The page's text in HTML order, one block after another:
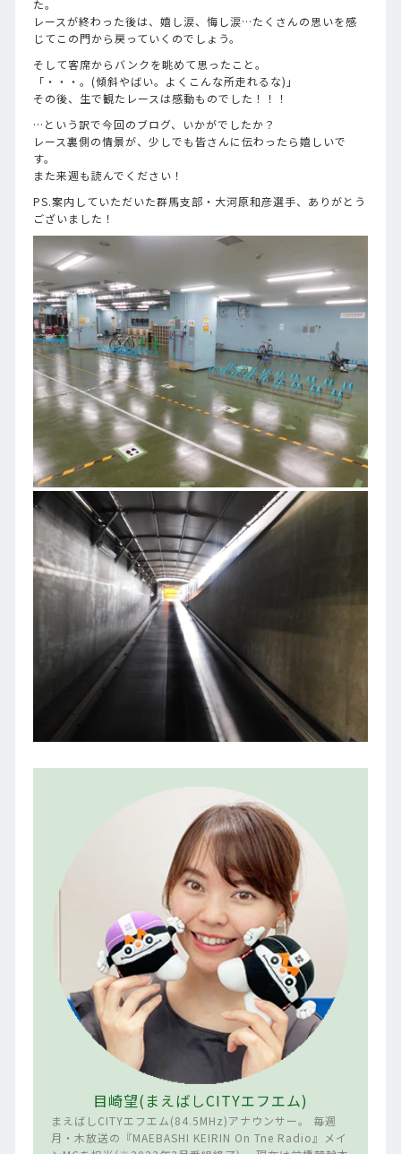
た。
レースが終わった後は、嬉し涙、悔し涙…たくさんの思いを感
じてこの門から戻っていくのでしょう。
そして客席からバンクを眺めて思ったこと。
「・・・。(傾斜やばい。よくこんな所走れるな)」
その後、生で観たレースは感動ものでした！！！
…という訳で今回のブログ、いかがでしたか？
レース裏側の情景が、少しでも皆さんに伝わったら嬉しいで
す。
また来週も読んでください！
PS.案内していただいた群馬支部・大河原和彦選手、ありがとう
ございました！
目崎望(まえばしCITYエフエム)
まえばしCITYエフエム(84.5MHz)アナウンサー。 毎週
月・木放送の『MAEBASHI KEIRIN On Tne Radio』メイ